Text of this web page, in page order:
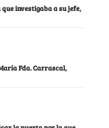
investigaba a su jefe,
Fda. Carrascal,